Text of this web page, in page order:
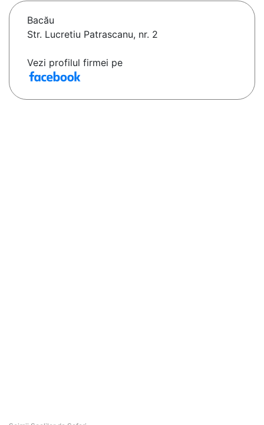
Bacău
Str. Lucretiu Patrascanu, nr. 2
Vezi profilul firmei pe